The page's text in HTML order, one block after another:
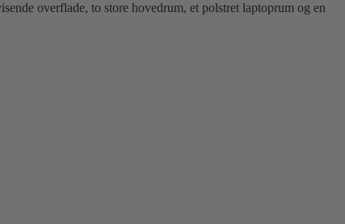
overflade, to store hovedrum, et polstret laptoprum og en